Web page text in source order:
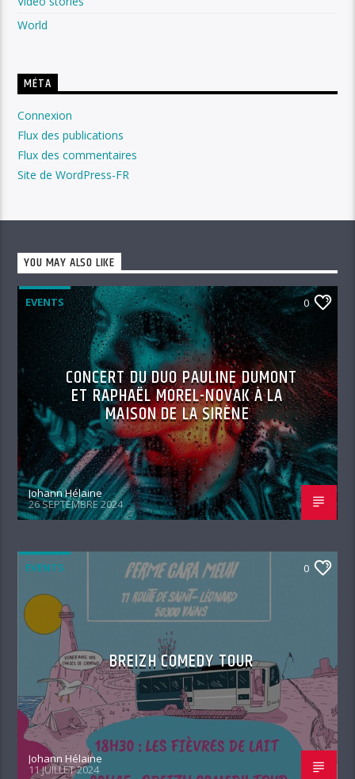
World
MÉTA
Connexion
Flux des publications
Flux des commentaires
Site de WordPress-FR
YOU MAY ALSO LIKE
EVENTS 0
CONCERT DU DUO PAULINE DUMONT
ET RAPHAËL MOREL-NOVAK À LA
MAISON DE LA SIRÈNE
Johann Hélaine
26 SEPTEMBRE 2024
EVENTS 0
BREIZH COMEDY TOUR
Johann Hélaine
11 JUILLET 2024